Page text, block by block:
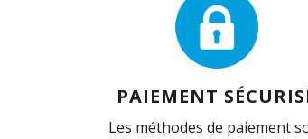
PAIEMENT
Les méthodes de paiement